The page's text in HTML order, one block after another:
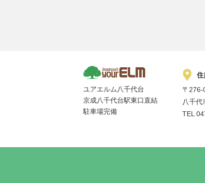
ユアエルム八千代台
京成八千代台駅東口直結
駐車場完備
住
〒276-
八千
TEL